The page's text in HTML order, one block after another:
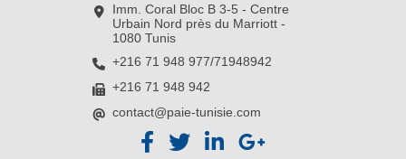
Imm. Coral Bloc B 3-5 - Centre
Urbain Nord près du Marriott -
1080 Tunis
+216 71 948 977/71948942
+216 71 948 942
contact@paie-tunisie.com